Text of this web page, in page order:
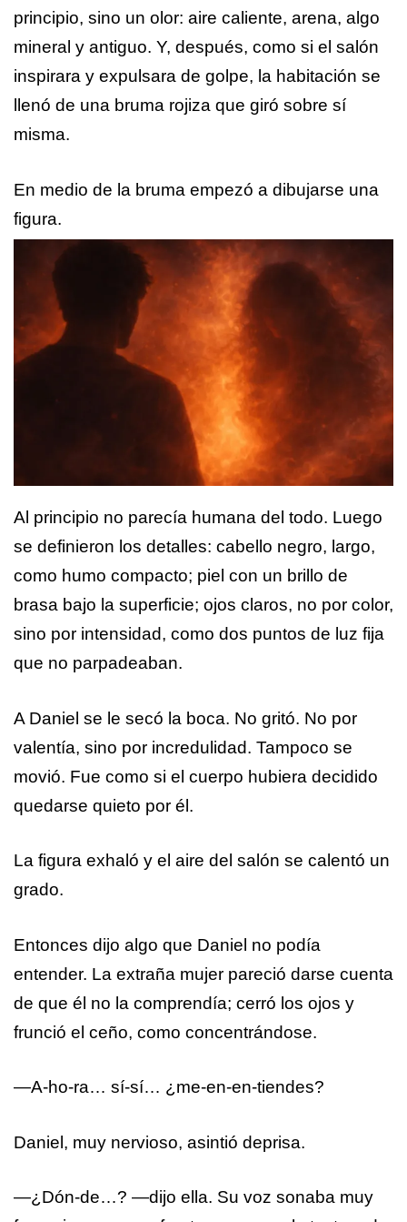
principio, sino un olor: aire caliente, arena, algo
mineral y antiguo. Y, después, como si el salón
inspirara y expulsara de golpe, la habitación se
llenó de una bruma rojiza que giró sobre sí
misma.
En medio de la bruma empezó a dibujarse una
figura.
Al principio no parecía humana del todo. Luego
se definieron los detalles: cabello negro, largo,
como humo compacto; piel con un brillo de
brasa bajo la superficie; ojos claros, no por color,
sino por intensidad, como dos puntos de luz fija
que no parpadeaban.
A Daniel se le secó la boca. No gritó. No por
valentía, sino por incredulidad. Tampoco se
movió. Fue como si el cuerpo hubiera decidido
quedarse quieto por él.
La figura exhaló y el aire del salón se calentó un
grado.
Entonces dijo algo que Daniel no podía
entender. La extraña mujer pareció darse cuenta
de que él no la comprendía; cerró los ojos y
frunció el ceño, como concentrándose.
—A-ho-ra… sí-sí… ¿me-en-en-tiendes?
Daniel, muy nervioso, asintió deprisa.
—¿Dón-de…? —dijo ella. Su voz sonaba muy